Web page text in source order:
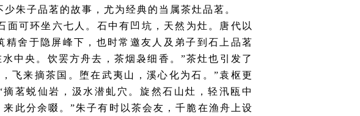
朱子品茗的故事，尤为经典的当属茶灶品茗。
面可环坐六七人。石中有凹坑，天然为灶。唐代以
舍于隐屏峰下，也时常邀友人及弟子到石上品茗
中央。饮罢方舟去，茶烟袅细香。”茶灶也引发了
飞来摘茶国。堕在武夷山，溪心化为石。”袁枢更
茗蜕仙岩，汲水潜虬穴。旋然石山灶，轻汛瓯中
此分余啜。”朱子有时以茶会友，千脆在渔舟上设